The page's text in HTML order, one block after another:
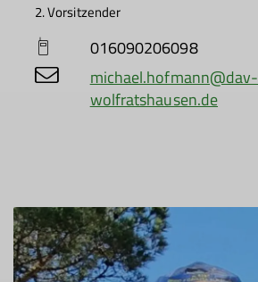
2. Vorsitzender
016090206098
michael.hofmann@dav-
wolfratshausen.de